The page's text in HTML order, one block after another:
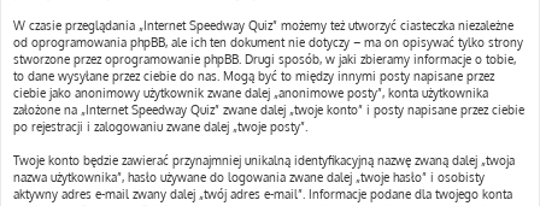
W czasie przeglądania „Internet Speedway Quiz” możemy też utworzyć ciasteczka niezależne
od oprogramowania phpBB, ale ich ten dokument nie dotyczy – ma on opisywać tylko strony
stworzone przez oprogramowanie phpBB. Drugi sposób, w jaki zbieramy informacje o tobie,
to dane wysyłane przez ciebie do nas. Mogą być to między innymi posty napisane przez
ciebie jako anonimowy użytkownik zwane dalej „anonimowe posty”, konta użytkownika
założone na „Internet Speedway Quiz” zwane dalej „twoje konto” i posty napisane przez ciebie
po rejestracji i zalogowaniu zwane dalej „twoje posty”.
Twoje konto będzie zawierać przynajmniej unikalną identyfikacyjną nazwę zwaną dalej „twoja
nazwa użytkownika”, hasło używane do logowania zwane dalej „twoje hasło” i osobisty
aktywny adres e-mail zwany dalej „twój adres e-mail”. Informacje podane dla twojego konta